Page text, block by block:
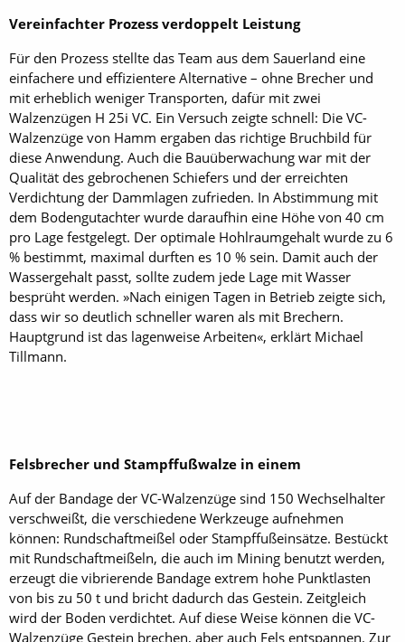
Vereinfachter Prozess verdoppelt Leistung
Für den Prozess stellte das Team aus dem Sauerland eine
einfachere und effizientere Alternative – ohne Brecher und
mit erheblich weniger Transporten, dafür mit zwei
Walzenzügen H 25i VC. Ein Versuch zeigte schnell: Die VC-
Walzenzüge von Hamm ergaben das richtige Bruchbild für
diese Anwendung. Auch die Bauüberwachung war mit der
Qualität des gebrochenen Schiefers und der erreichten
Verdichtung der Dammlagen zufrieden. In Abstimmung mit
dem Bodengutachter wurde daraufhin eine Höhe von 40 cm
pro Lage festgelegt. Der optimale Hohlraumgehalt wurde zu 6
% bestimmt, maximal durften es 10 % sein. Damit auch der
Wassergehalt passt, sollte zudem jede Lage mit Wasser
besprüht werden. »Nach einigen Tagen in Betrieb zeigte sich,
dass wir so deutlich schneller waren als mit Brechern.
Hauptgrund ist das lagenweise Arbeiten«, erklärt Michael
Tillmann.
Felsbrecher und Stampffußwalze in einem
Auf der Bandage der VC-Walzenzüge sind 150 Wechselhalter
verschweißt, die verschiedene Werkzeuge aufnehmen
können: Rundschaftmeißel oder Stampffußeinsätze. Bestückt
mit Rundschaftmeißeln, die auch im Mining benutzt werden,
erzeugt die vibrierende Bandage extrem hohe Punktlasten
von bis zu 50 t und bricht dadurch das Gestein. Zeitgleich
wird der Boden verdichtet. Auf diese Weise können die VC-
Walzenzüge Gestein brechen, aber auch Fels entspannen. Zur